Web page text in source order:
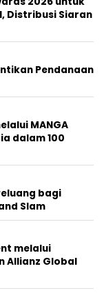
Distribusi Siaran
Pendanaan
MANGA
dalam 100
bagi
Slam
melalui
Allianz Global